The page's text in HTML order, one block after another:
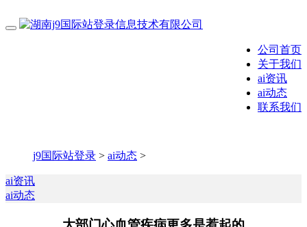
公司首页
关于我们
ai资讯
ai动态
联系我们
j9国际站登录 > ai动态 >
ai资讯
ai动态